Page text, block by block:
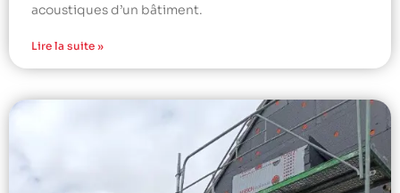
acoustiques d’un bâtiment.
Lire la suite »